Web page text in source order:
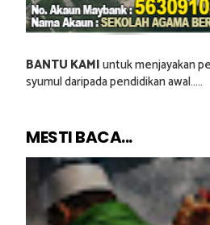
BANTU KAMIuntuk menjayakan
syumul daripada pendidikan awal.....
MESTI BACA...